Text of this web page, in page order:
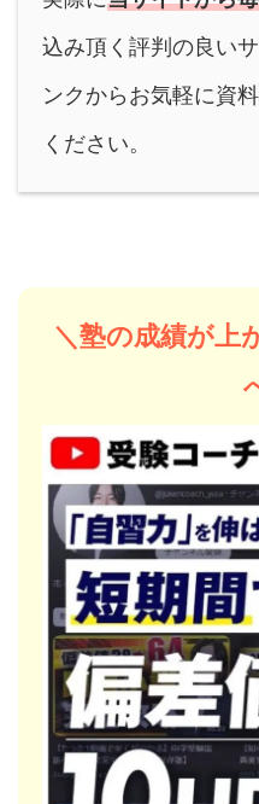
込み頂く評判の良い
ンクからお気軽に資
ください。
＼塾の成績が上